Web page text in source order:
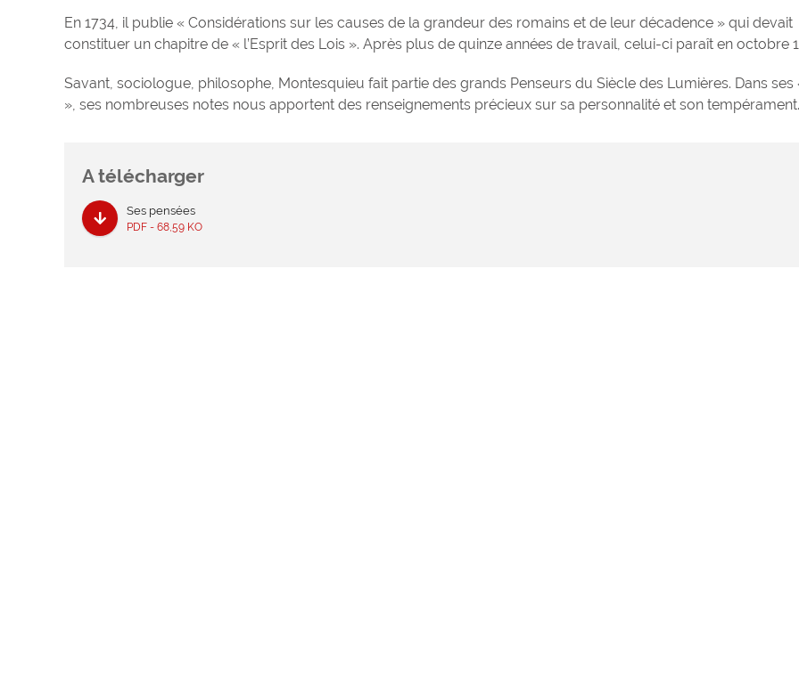
En 1734, il publie « Considérations sur les causes de la grandeur des romains et de leur décadence » qui devait
constituer un chapitre de « l’Esprit des Lois ». Après plus de quinze années de travail, celui-ci paraît en octobre
Savant, sociologue, philosophe, Montesquieu fait partie des grands Penseurs du Siècle des Lumières. Dans ses
», ses nombreuses notes nous apportent des renseignements précieux sur sa personnalité et son tempérament.
A télécharger
Ses pensées
PDF - 68,59 KO